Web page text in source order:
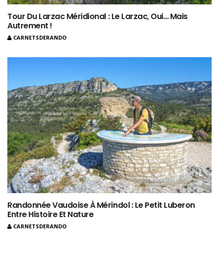
Tour Du Larzac Méridional : Le Larzac, Oui… Mais
Autrement !
CARNETSDERANDO
Randonnée Vaudoise À Mérindol : Le Petit Luberon
Entre Histoire Et Nature
CARNETSDERANDO